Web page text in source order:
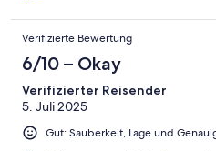
Verifizierte Bewertung
6/10 – Okay
Verifizierter Reisender
5. Juli 2025
Gut: Sauberkeit, Lage und